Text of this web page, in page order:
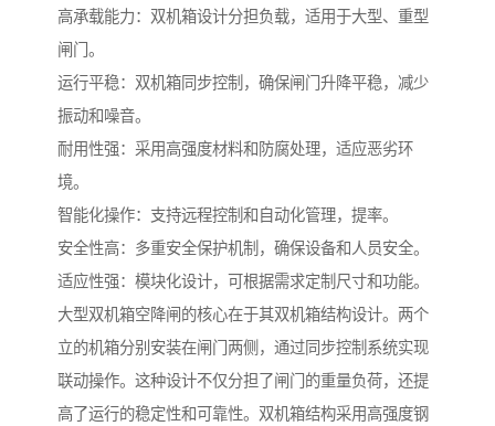
高承载能力：双机箱设计分担负载，适用于大型、重型
闸门。
运行平稳：双机箱同步控制，确保闸门升降平稳，减少
振动和噪音。
耐用性强：采用高强度材料和防腐处理，适应恶劣环
境。
智能化操作：支持远程控制和自动化管理，提率。
安全性高：多重安全保护机制，确保设备和人员安全。
适应性强：模块化设计，可根据需求定制尺寸和功能。
大型双机箱空降闸的核心在于其双机箱结构设计。两个
立的机箱分别安装在闸门两侧，通过同步控制系统实现
联动操作。这种设计不仅分担了闸门的重量负荷，还提
高了运行的稳定性和可靠性。双机箱结构采用高强度钢